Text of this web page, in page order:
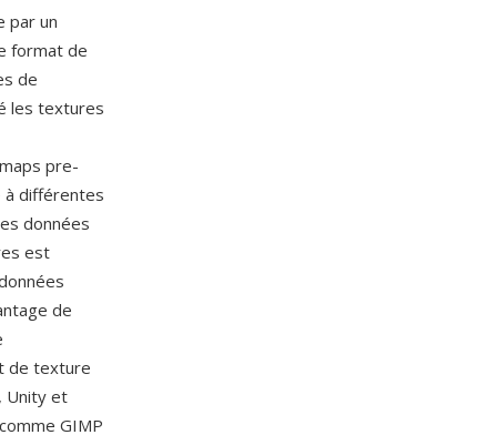
par un
format de
de
les textures
pre-
à différentes
données
est
de
de texture
Unity et
GIMP